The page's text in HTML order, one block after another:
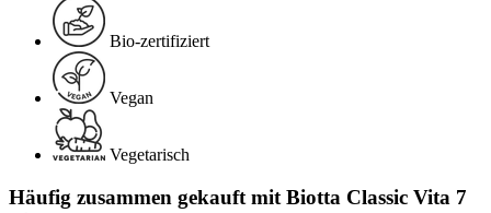
Bio-zertifiziert
Vegan
Vegetarisch
Häufig zusammen gekauft mit Biotta Classic Vita 7